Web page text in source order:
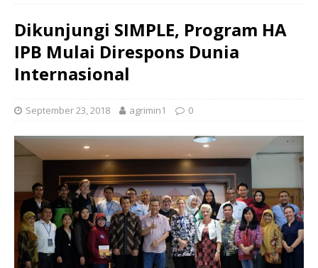
Dikunjungi SIMPLE, Program HA
IPB Mulai Direspons Dunia
Internasional
September 23, 2018 agrimin1 0